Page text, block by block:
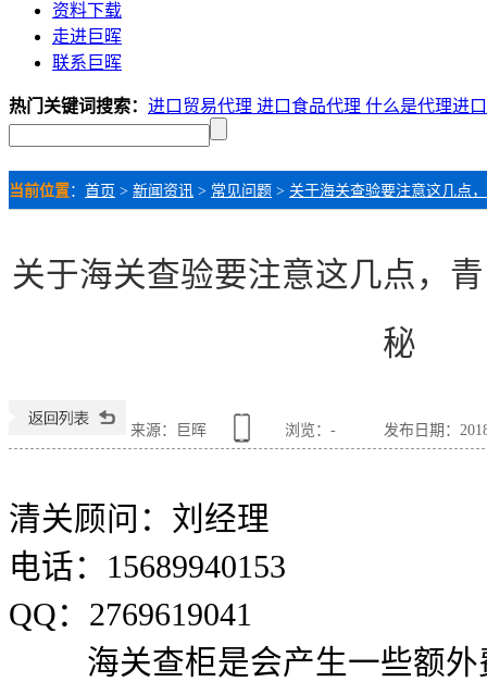
资料下载
走进巨晖
联系巨晖
热门关键词搜索： 进口贸易代理 进口食品代理 什么是代理进
当前位置： 首页 > 新闻资讯 > 常见问题 > 关于海关查验要注意这几点
关于海关查验要注意这几点，
秘
来源：巨晖 浏览： - 发布日期：
清关顾问：刘经理
电话：15689940153
QQ：2769619041
海关查柜是会产生一些额外